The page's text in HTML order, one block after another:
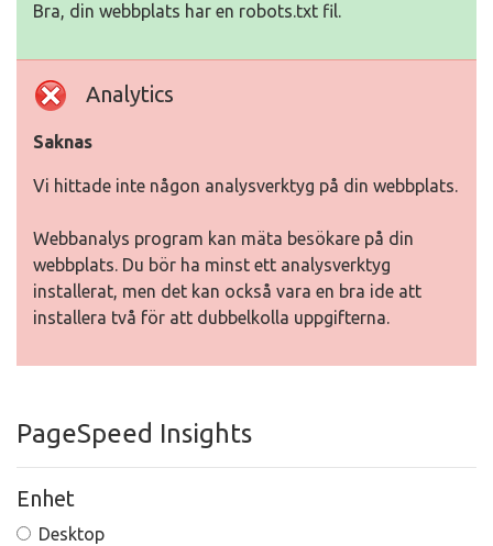
Bra, din webbplats har en robots.txt fil.
Analytics
Saknas
Vi hittade inte någon analysverktyg på din webbplats.
Webbanalys program kan mäta besökare på din
webbplats. Du bör ha minst ett analysverktyg
installerat, men det kan också vara en bra ide att
installera två för att dubbelkolla uppgifterna.
PageSpeed Insights
Enhet
Desktop